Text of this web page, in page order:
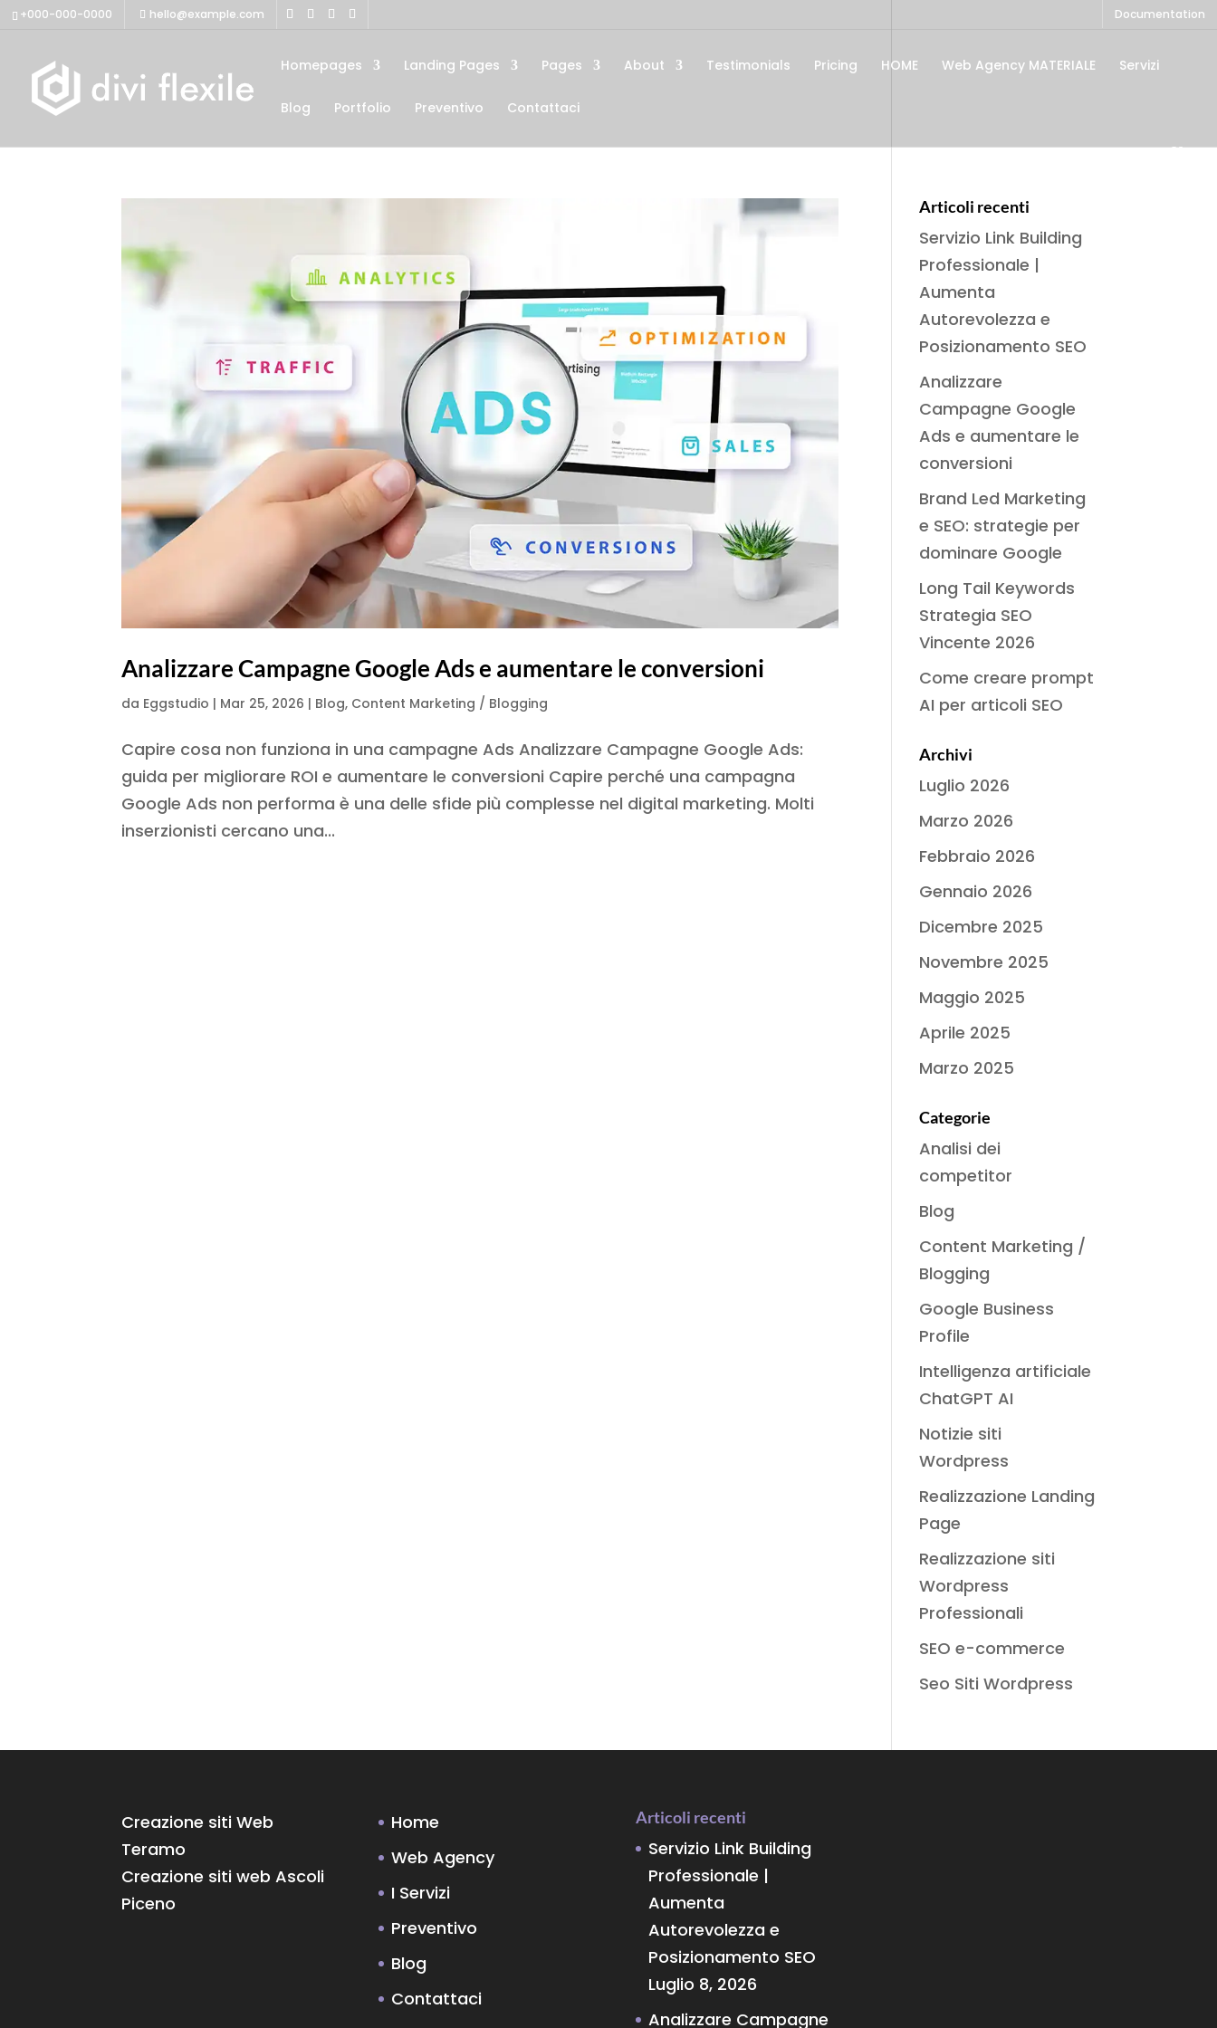
+000-000-0000 hello@example.com Documentation
Homepages Landing Pages Pages About Testimonials Pricing HOME Web Agency MATERIALE Servizi
Blog Portfolio Preventivo Contattaci
Analizzare Campagne Google Ads e aumentare le conversioni
da Eggstudio | Mar 25, 2026 | Blog, Content Marketing / Blogging
Capire cosa non funziona in una campagne Ads Analizzare Campagne Google Ads:
guida per migliorare ROI e aumentare le conversioni Capire perché una campagna
Google Ads non performa è una delle sfide più complesse nel digital marketing. Molti
inserzionisti cercano una...
Articoli recenti
Servizio Link Building
Professionale |
Aumenta
Autorevolezza e
Posizionamento SEO
Analizzare
Campagne Google
Ads e aumentare le
conversioni
Brand Led Marketing
e SEO: strategie per
dominare Google
Long Tail Keywords
Strategia SEO
Vincente 2026
Come creare prompt
AI per articoli SEO
Archivi
Luglio 2026
Marzo 2026
Febbraio 2026
Gennaio 2026
Dicembre 2025
Novembre 2025
Maggio 2025
Aprile 2025
Marzo 2025
Categorie
Analisi dei
competitor
Blog
Content Marketing /
Blogging
Google Business
Profile
Intelligenza artificiale
ChatGPT AI
Notizie siti
Wordpress
Realizzazione Landing
Page
Realizzazione siti
Wordpress
Professionali
SEO e-commerce
Seo Siti Wordpress
Creazione siti Web
Teramo
Creazione siti web Ascoli
Piceno
Home
Web Agency
I Servizi
Preventivo
Blog
Contattaci
Articoli recenti
Servizio Link Building
Professionale |
Aumenta
Autorevolezza e
Posizionamento SEO
Luglio 8, 2026
Analizzare Campagne